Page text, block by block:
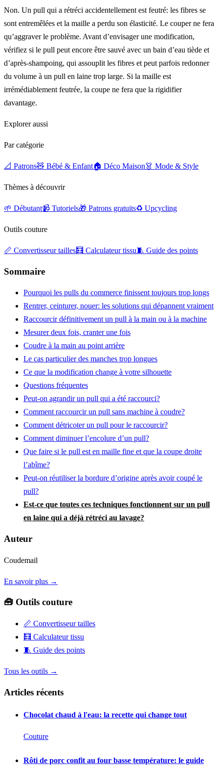
Non. Un pull qui a rétréci accidentellement est feutré: les fibres se
sont entremêlées et la maille a perdu son élasticité. Le couper ne fera
qu’aggraver le problème. Avant d’envisager une modification,
vérifiez si le pull peut encore être sauvé avec un bain d’eau tiède et
d’après-shampoing, qui assouplit les fibres et peut parfois redonner
du volume à un pull en laine trop large. Si la maille est
irrémédiablement feutrée, la coupe ne fera que la rigidifier
davantage.
Explorer aussi
Par catégorie
📐 Patrons🧸 Bébé & Enfant🏠 Déco Maison👗 Mode & Style
Thèmes à découvrir
🌱 Débutant📹 Tutoriels🎁 Patrons gratuits♻️ Upcycling
Outils couture
📏 Convertisseur tailles🧮 Calculateur tissu🧵 Guide des points
Sommaire
Pourquoi les pulls du commerce finissent toujours trop longs
Rentrer, ceinturer, nouer: les solutions qui dépannent vraiment
Raccourcir définitivement un pull à la main ou à la machine
Mesurer deux fois, cranter une fois
Coudre à la main au point arrière
Le cas particulier des manches trop longues
Ce que la modification change à votre silhouette
Questions fréquentes
Peut-on agrandir un pull qui a été raccourci?
Comment raccourcir un pull sans machine à coudre?
Comment détricoter un pull pour le raccourcir?
Comment diminuer l’encolure d’un pull?
Que faire si le pull est en maille fine et que la coupe droite
l’abîme?
Peut-on réutiliser la bordure d’origine après avoir coupé le
pull?
Est-ce que toutes ces techniques fonctionnent sur un pull
en laine qui a déjà rétréci au lavage?
Auteur
Coudemail
En savoir plus →
🧰 Outils couture
📏 Convertisseur tailles
🧮 Calculateur tissu
🧵 Guide des points
Tous les outils →
Articles récents
Chocolat chaud à l'eau: la recette qui change tout
Couture
Rôti de porc confit au four basse température: le guide